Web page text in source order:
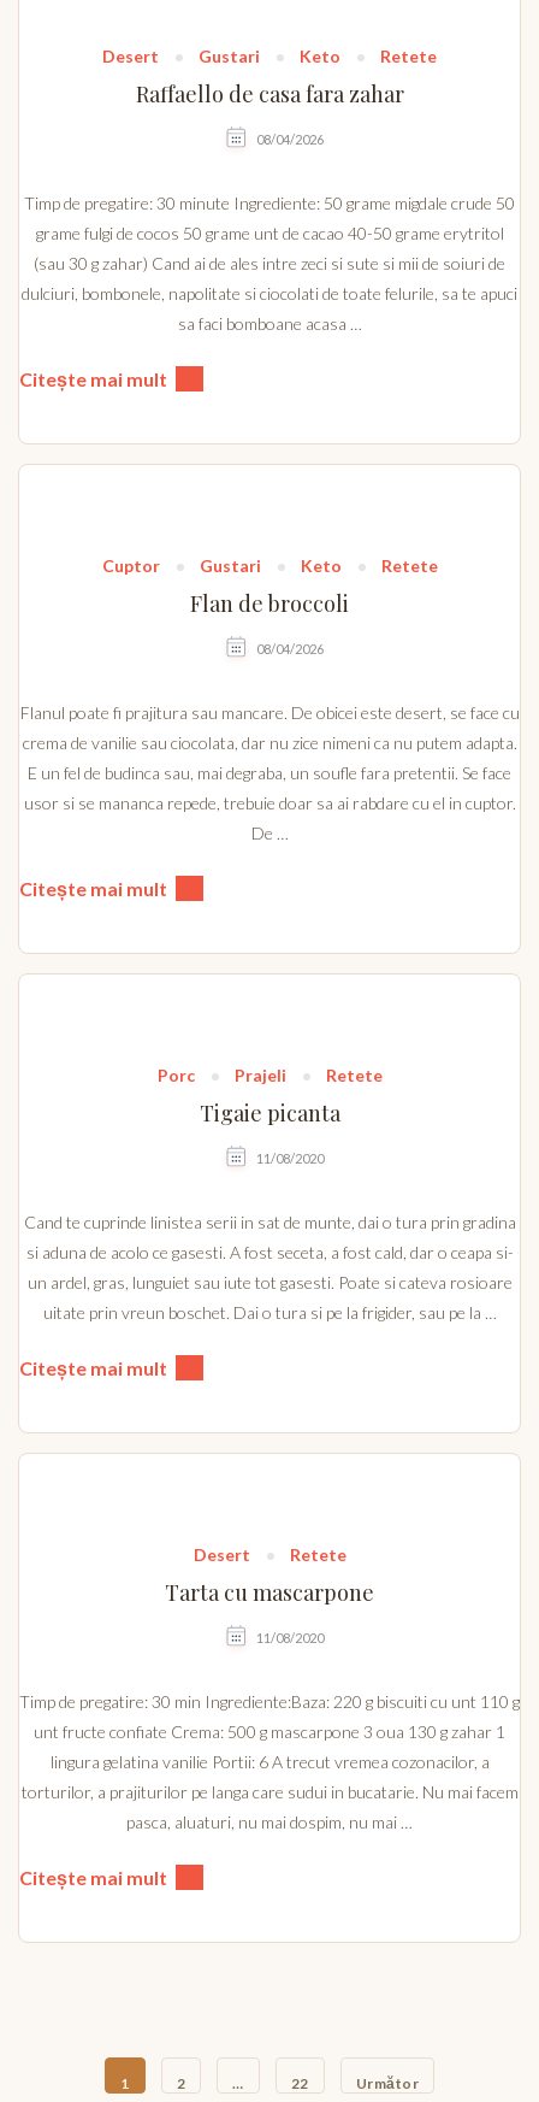
Desert Gustari Keto Retete
Raffaello de casa fara zahar
08/04/2026
Timp de pregatire: 30 minute Ingrediente: 50 grame migdale crude 50
grame fulgi de cocos 50 grame unt de cacao 40-50 grame erytritol
(sau 30 g zahar) Cand ai de ales intre zeci si sute si mii de soiuri de
dulciuri, bombonele, napolitate si ciocolati de toate felurile, sa te apuci
sa faci bomboane acasa …
Citește mai mult
Cuptor Gustari Keto Retete
Flan de broccoli
08/04/2026
Flanul poate fi prajitura sau mancare. De obicei este desert, se face cu
crema de vanilie sau ciocolata, dar nu zice nimeni ca nu putem adapta.
E un fel de budinca sau, mai degraba, un soufle fara pretentii. Se face
usor si se mananca repede, trebuie doar sa ai rabdare cu el in cuptor.
De …
Citește mai mult
Porc Prajeli Retete
Tigaie picanta
11/08/2020
Cand te cuprinde linistea serii in sat de munte, dai o tura prin gradina
si aduna de acolo ce gasesti. A fost seceta, a fost cald, dar o ceapa si-
un ardel, gras, lunguiet sau iute tot gasesti. Poate si cateva rosioare
uitate prin vreun boschet. Dai o tura si pe la frigider, sau pe la …
Citește mai mult
Desert Retete
Tarta cu mascarpone
11/08/2020
Timp de pregatire: 30 min Ingrediente:Baza: 220 g biscuiti cu unt 110 g
unt fructe confiate Crema: 500 g mascarpone 3 oua 130 g zahar 1
lingura gelatina vanilie Portii: 6 A trecut vremea cozonacilor, a
torturilor, a prajiturilor pe langa care sudui in bucatarie. Nu mai facem
pasca, aluaturi, nu mai dospim, nu mai …
Citește mai mult
articole
PAGINĂ
1 PAGINĂ
2 … PAGINĂ
22 Următor